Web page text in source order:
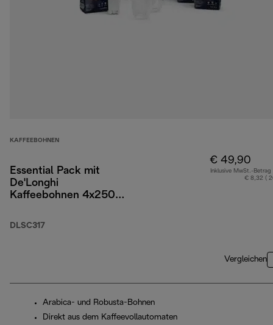
KAFFEEBOHNEN
Essential Pack mit
De'Longhi
Kaffeebohnen 4x250
x2, und Wasserfilter
DLSC317
€ 49,90
Inklusive MwSt.-Betrag
€ 8,32 (
Vergleichen
Arabica- und Robusta-Bohnen
Direkt aus dem Kaffeevollautomaten